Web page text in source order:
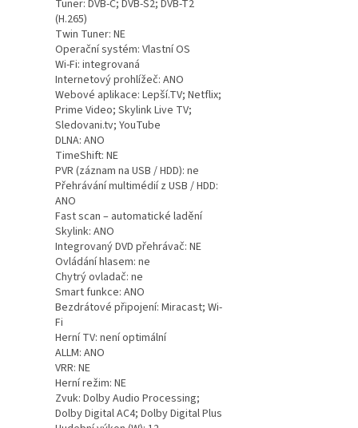
Tuner: DVB-C; DVB-S2; DVB-T2
(H.265)
Twin Tuner: NE
Operační systém: Vlastní OS
Wi-Fi: integrovaná
Internetový prohlížeč: ANO
Webové aplikace: Lepší.TV; Netflix;
Prime Video; Skylink Live TV;
Sledovani.tv; YouTube
DLNA: ANO
TimeShift: NE
PVR (záznam na USB / HDD): ne
Přehrávání multimédií z USB / HDD:
ANO
Fast scan – automatické ladění
Skylink: ANO
Integrovaný DVD přehrávač: NE
Ovládání hlasem: ne
Chytrý ovladač: ne
Smart funkce: ANO
Bezdrátové připojení: Miracast; Wi-
Fi
Herní TV: není optimální
ALLM: ANO
VRR: NE
Herní režim: NE
Zvuk: Dolby Audio Processing;
Dolby Digital AC4; Dolby Digital Plus